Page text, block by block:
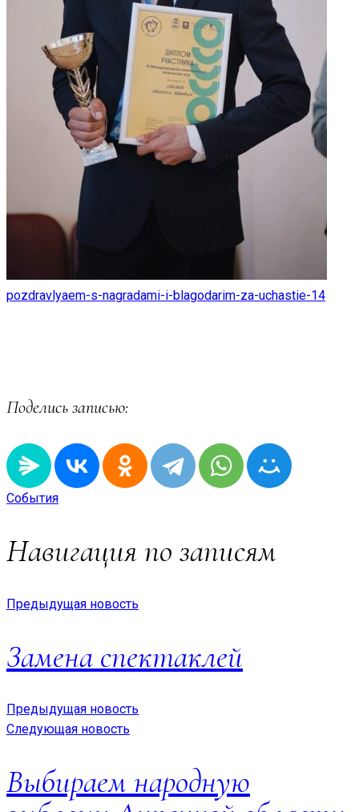
pozdravlyaem-s-nagradami-i-blagodarim-za-uchastie-14
Поделись записью:
События
Навигация по записям
Предыдущая новость
Замена спектаклей
Предыдущая новость
Следующая новость
Выбираем народную